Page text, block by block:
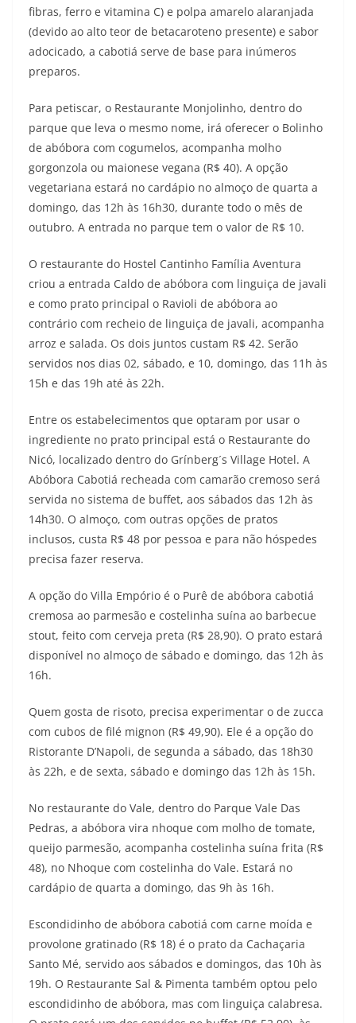
fibras, ferro e vitamina C) e polpa amarelo alaranjada
(devido ao alto teor de betacaroteno presente) e sabor
adocicado, a cabotiá serve de base para inúmeros
preparos.
Para petiscar, o Restaurante Monjolinho, dentro do
parque que leva o mesmo nome, irá oferecer o Bolinho
de abóbora com cogumelos, acompanha molho
gorgonzola ou maionese vegana (R$ 40). A opção
vegetariana estará no cardápio no almoço de quarta a
domingo, das 12h às 16h30, durante todo o mês de
outubro. A entrada no parque tem o valor de R$ 10.
O restaurante do Hostel Cantinho Família Aventura
criou a entrada Caldo de abóbora com linguiça de javali
e como prato principal o Ravioli de abóbora ao
contrário com recheio de linguiça de javali, acompanha
arroz e salada. Os dois juntos custam R$ 42. Serão
servidos nos dias 02, sábado, e 10, domingo, das 11h às
15h e das 19h até às 22h.
Entre os estabelecimentos que optaram por usar o
ingrediente no prato principal está o Restaurante do
Nicó, localizado dentro do Grínberg´s Village Hotel. A
Abóbora Cabotiá recheada com camarão cremoso será
servida no sistema de buffet, aos sábados das 12h às
14h30. O almoço, com outras opções de pratos
inclusos, custa R$ 48 por pessoa e para não hóspedes
precisa fazer reserva.
A opção do Villa Empório é o Purê de abóbora cabotiá
cremosa ao parmesão e costelinha suína ao barbecue
stout, feito com cerveja preta (R$ 28,90). O prato estará
disponível no almoço de sábado e domingo, das 12h às
16h.
Quem gosta de risoto, precisa experimentar o de zucca
com cubos de filé mignon (R$ 49,90). Ele é a opção do
Ristorante D’Napoli, de segunda a sábado, das 18h30
às 22h, e de sexta, sábado e domingo das 12h às 15h.
No restaurante do Vale, dentro do Parque Vale Das
Pedras, a abóbora vira nhoque com molho de tomate,
queijo parmesão, acompanha costelinha suína frita (R$
48), no Nhoque com costelinha do Vale. Estará no
cardápio de quarta a domingo, das 9h às 16h.
Escondidinho de abóbora cabotiá com carne moída e
provolone gratinado (R$ 18) é o prato da Cachaçaria
Santo Mé, servido aos sábados e domingos, das 10h às
19h. O Restaurante Sal & Pimenta também optou pelo
escondidinho de abóbora, mas com linguiça calabresa.